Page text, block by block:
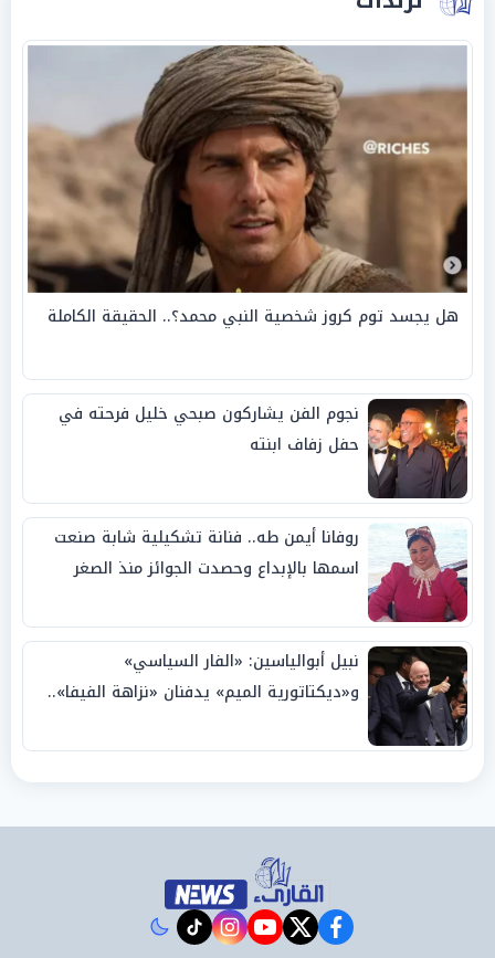
هل يجسد توم كروز شخصية النبي محمد؟.. الحقيقة الكاملة
نجوم الفن يشاركون صبحي خليل فرحته في
حفل زفاف ابنته
روفانا أيمن طه.. فنانة تشكيلية شابة صنعت
اسمها بالإبداع وحصدت الجوائز منذ الصغر
نبيل أبوالياسين: «الفار السياسي»
و«ديكتاتورية الميم» يدفنان «نزاهة الفيفا»..
facebook
twitter
youtube
instagram
tiktok